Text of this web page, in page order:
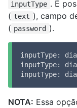
inputType . É
( text ), campo
( password ).
inputType:
inputType:
inputType:
NOTA: Essa